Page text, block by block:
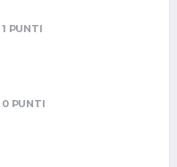
1 PUNTI
0 PUNTI